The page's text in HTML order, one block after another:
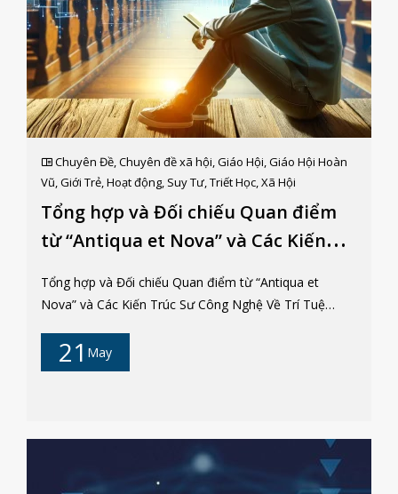
21 May
Chuyên Đề,Chuyên đề xã hội,Giáo Hội,Giáo Hội Hoàn
Vũ,Giới Trẻ,Hoạt động, Suy Tư,Triết Học,Xã Hội
Tổng hợp và Đối chiếu Quan điểm
từ “Antiqua et Nova” và Các Kiến
Tạo (AI)
Tổng hợp và Đối chiếu Quan điểm từ “Antiqua et
Nova” và Các Kiến Trúc Sư Công Nghệ Về Trí Tuệ
tuệ nhân tạo (AI) đang trải qua một sự mở rộng vũ
bão, len lỏi vào vô số lĩnh vực và định hình lại các
minh họa bởi các mô hình như ChatGPT , là minh
chứng cho một sự tăng tốc công nghệ không chỉ biến
đổi các công cụ của chúng ta mà còn cả các tương